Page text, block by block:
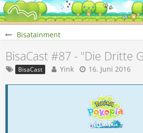
Bisatainment
BisaCast #87 - "Die Dritte
BisaCast Yink 16. Juni 2016